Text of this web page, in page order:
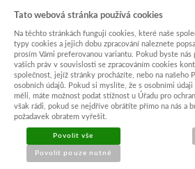
Email:
Jungmannova
Po-Pá: po
© 2015 - 2026 svatbasradosti.cz
Tato webová stránka používá cookies
Na těchto stránkách fungují cookies, které naše
typy cookies a jejich dobu zpracování naleznete
prosím Vámi preferovanou variantu. Pokud byste
vašich práv v souvislosti se zpracováním cookies
společnost, jejíž stránky procházíte, nebo na našeho
osobních údajů. Pokud si myslíte, že s osobními údaji
měli, máte možnost podat stížnost u Úřadu pro
však rádi, pokud se nejdříve obrátíte přímo na nás a
požadavek obratem vyřešit.
Povolit vše
Povolit pouze nutné